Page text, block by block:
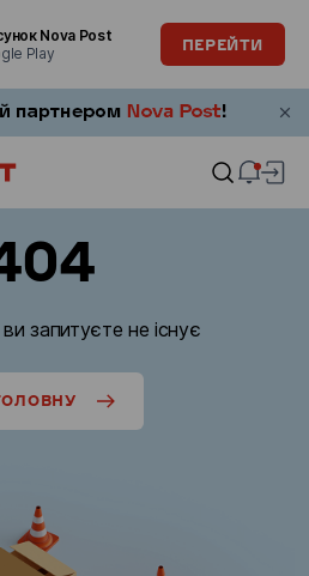
Nova Post
Play
ПЕРЕЙТИ
запитуєте не існує